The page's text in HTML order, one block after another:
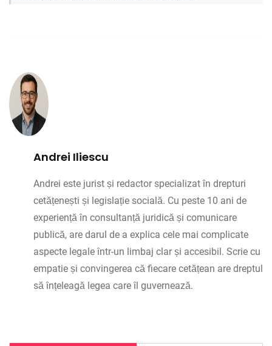
Andrei Iliescu
Andrei este jurist și redactor specializat în drepturi
cetățenești și legislație socială. Cu peste 10 ani de
experiență în consultanță juridică și comunicare
publică, are darul de a explica cele mai complicate
aspecte legale într-un limbaj clar și accesibil. Scrie cu
empatie și convingerea că fiecare cetățean are dreptul
să înțeleagă legea care îl guvernează.